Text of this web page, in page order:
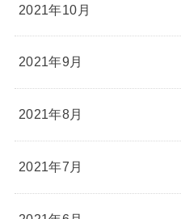
2021年10月
2021年9月
2021年8月
2021年7月